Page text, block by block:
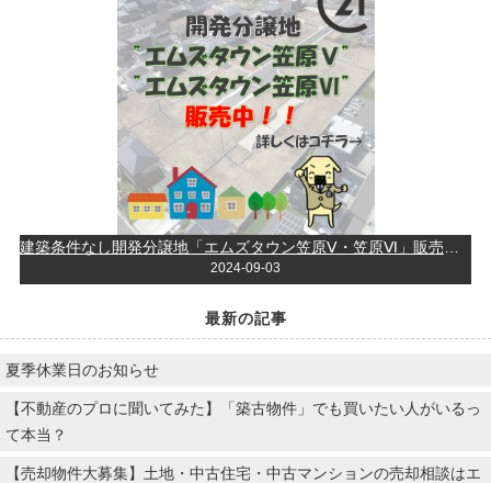
建築条件なし開発分譲地「エムズタウン笠原Ⅴ・笠原Ⅵ」販売中♩
2024-09-03
最新の記事
夏季休業日のお知らせ
【不動産のプロに聞いてみた】「築古物件」でも買いたい人がいるっ
て本当？
【売却物件大募集】土地・中古住宅・中古マンションの売却相談はエ